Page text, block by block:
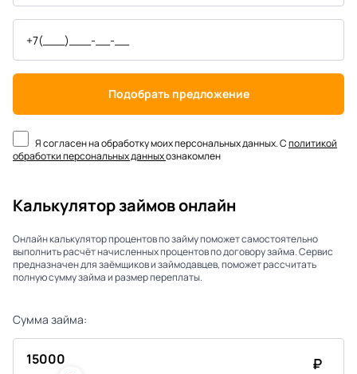
Подобрать предложение
Я согласен на обработку моих персональных данных. Сполитикой
обработки персональных данныхознакомлен
Калькулятор займов онлайн
Онлайн калькулятор процентов по займу поможет самостоятельно
выполнить расчёт начисленных процентов по договору займа. Сервис
предназначен для заёмщиков и займодавцев, поможет рассчитать
полную сумму займа и размер переплаты.
Сумма займа:
₽